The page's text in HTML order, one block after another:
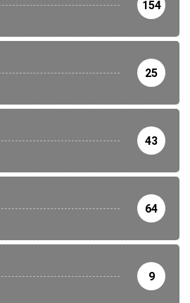
154
25
43
64
9